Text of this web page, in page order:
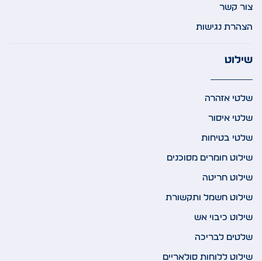
צור קשר
הצהרת נגישות
שילוט
שלטי אזהרה
שלטי איסור
שלטי בטיחות
שילוט חומרים מסוכנים
שילוט חריטה
שילוט חשמל ותקשורת
שילוט כיבוי אש
שלטים לבריכה
שילוט ללוחות סולאריים